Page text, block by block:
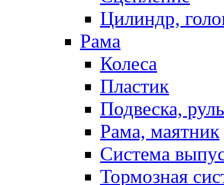
Цилиндр,
Рама
Колеса
Пластик
Подвеска, руль
Рама, маятник
Система
Тормозная